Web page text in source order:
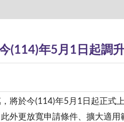
(114)年5月1日起調
將於今(114)年5月1日起正式
外更放寬申請條件、擴大適用